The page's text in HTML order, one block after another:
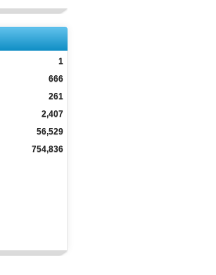
1
666
261
2,407
56,529
754,836